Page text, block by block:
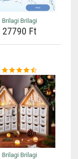
Brilagi Brilagi
27790 Ft
Brilagi Brilagi